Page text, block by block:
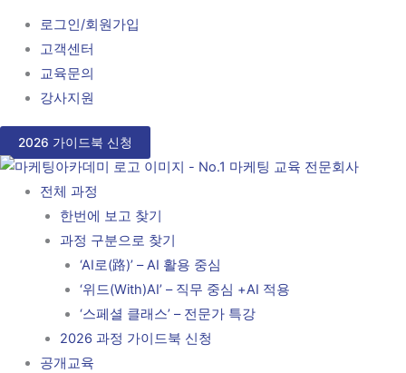
로그인/회원가입
고객센터
교육문의
강사지원
2026 가이드북 신청
전체 과정
한번에 보고 찾기
과정 구분으로 찾기
‘AI로(路)’ – AI 활용 중심
‘위드(With)AI’ – 직무 중심 +AI 적용
‘스페셜 클래스’ – 전문가 특강
2026 과정 가이드북 신청
공개교육